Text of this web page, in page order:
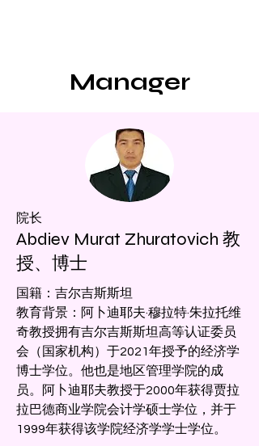
Manager
院长
Abdiev Murat Zhuratovich 教
授、博士
国籍：吉尔吉斯斯坦
教育背景：阿卜迪耶夫·穆拉特·朱拉托维
奇教授拥有吉尔吉斯斯坦高等认证委员
会（国家机构）于2021年授予的经济学
博士学位。他也是地区管理学院的成
员。阿卜迪耶夫教授于2000年获得贾拉
拉巴德商业学院会计学硕士学位，并于
1999年获得该学院经济学学士学位。